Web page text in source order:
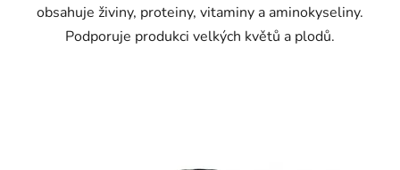
obsahuje živiny, proteiny, vitaminy a aminokyseliny.
Podporuje produkci velkých květů a plodů.